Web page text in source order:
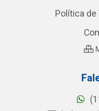
Política de